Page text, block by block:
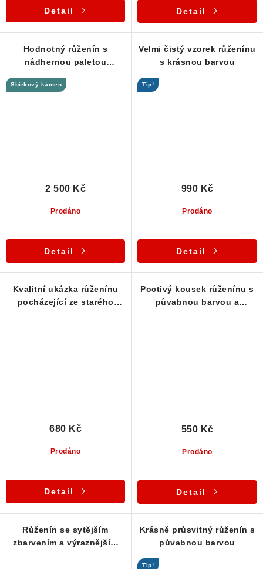
Detail Detail
Hodnotný růženín s
nádhernou paletou
Sbírkový kámen
Prodáno
2 500 Kč
Detail
Velmi čistý vzorek růženínu
s krásnou barvou
Tip!
Prodáno
990 Kč
Detail
Kvalitní ukázka růženínu
pocházející ze starého
Prodáno
680 Kč
Detail
Poctivý kousek růženínu s
půvabnou barvou a
Prodáno
550 Kč
Detail
Růženín se sytějším
zbarvením a výraznějším
Krásně průsvitný růženín s
půvabnou barvou
Tip!